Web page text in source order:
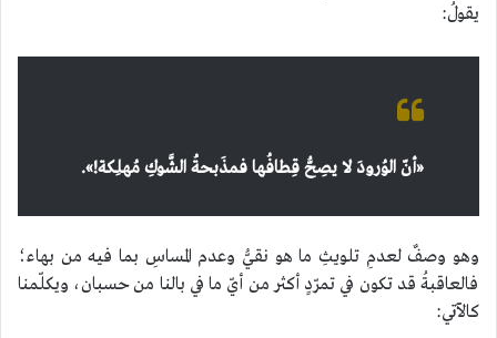
يقولُ:
«أنّ الوُرودَ لا يصِحُّ قِطافُها فمذَبحةُ الشَّوكِ مُهلِكة!».
وهو وصفٌ لعدمِ تلويثِ ما هو نقيُّ وعدم المساسِ بما فيه من بهاء؛
فالعاقبةُ قد تكون في تمرّدٍ أكثر من أيّ ما في بالنا من حسبان، ويكلّمنا
كالآتي: